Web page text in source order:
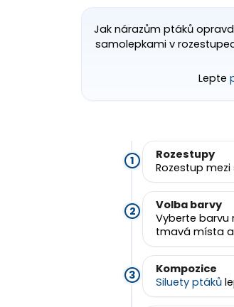
Jak nárazům ptáků
samolepkami v
Lepte
Rozestupy
Rozestup
Volba barvy
Vyberte barvu
tmavá místa a
Kompozice
Siluety ptáků